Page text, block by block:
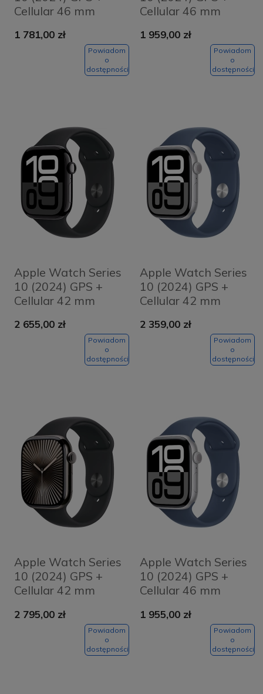
Cellular 46 mm
aluminiowa Jet
Black + pasek Ink
1 781,00 zł
Powiadom
o
dostępności
Cellular 46 mm
aluminiowa Rose
Gold + pasek Light
Blush Sport Band
1 959,00 zł
Powiadom
o
dostępności
Apple Watch Series
10 (2024) GPS +
Cellular 42 mm
aluminiowa Jet
Black + pasek
Black Sport Band
2 655,00 zł
Powiadom
o
dostępności
Apple Watch Series
10 (2024) GPS +
Cellular 42 mm
aluminiowa Silver +
pasek Denim Sport
2 359,00 zł
Powiadom
o
dostępności
Apple Watch Series
10 (2024) GPS +
Cellular 42 mm
Slate + pasek Black
Sport Band S/M
2 795,00 zł
Powiadom
o
dostępności
Apple Watch Series
10 (2024) GPS +
Cellular 46 mm
aluminiowa Silver +
pasek Denim Sport
1 955,00 zł
Powiadom
o
dostępności